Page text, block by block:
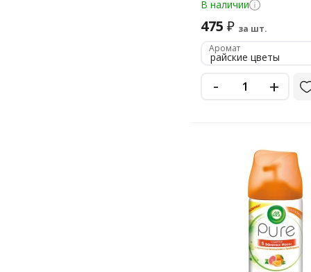
В наличии
475 ₽ за шт.
Аромат
райские цветы
- +